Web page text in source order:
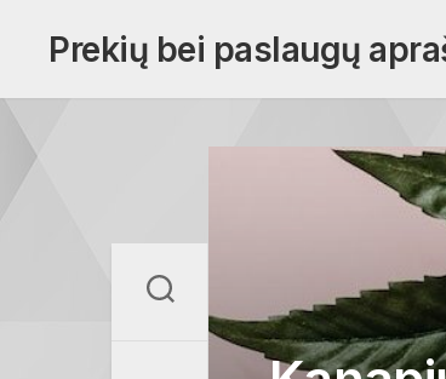
contentPrekių bei paslaugų